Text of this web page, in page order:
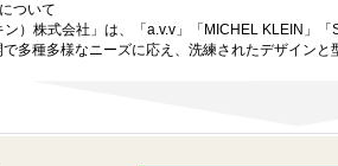
ついて
ン）株式会社」は、「a.v.v」「MICHEL KLEIN」
多種多様なニーズに応え、洗練されたデザイン